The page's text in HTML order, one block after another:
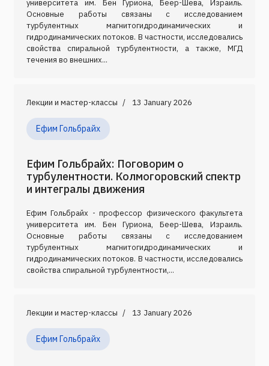
университета им. Бен Гуриона, Беер-Шева, Израиль.
Основные работы связаны с исследованием
турбулентных магнитогидродинамических и
гидродинамических потоков. В частности, исследовались
свойства спиральной турбулентности, а также, МГД
течения во внешних...
Лекции и мастер-классы 13 January 2026
Ефим Гольбрайх
Ефим Гольбрайх: Поговорим о
турбулентности. Колмогоровский спектр
и интегралы движения
Ефим Гольбрайх - профессор физического факультета
университета им. Бен Гуриона, Беер-Шева, Израиль.
Основные работы связаны с исследованием
турбулентных магнитогидродинамических и
гидродинамических потоков. В частности, исследовались
свойства спиральной турбулентности,...
Лекции и мастер-классы 13 January 2026
Ефим Гольбрайх